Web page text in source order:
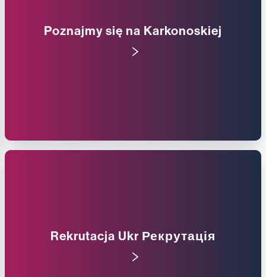
Poznajmy się na Karkonoskiej
Rekrutacja Ukr Рекрутація